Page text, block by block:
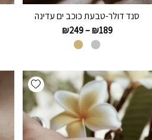
סנד דולר-טבעת כוכב ים עדינה
₪189
–
₪249
Add wishlist